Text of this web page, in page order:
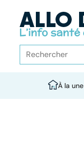
À la une